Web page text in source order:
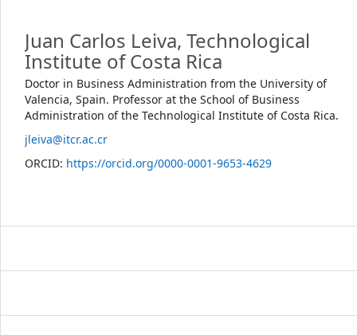
Juan Carlos Leiva, Technological
Institute of Costa Rica
Doctor in Business Administration from the University of
Valencia, Spain. Professor at the School of Business
Administration of the Technological Institute of Costa Rica.
jleiva@itcr.ac.cr
ORCID: https://orcid.org/0000-0001-9653-4629